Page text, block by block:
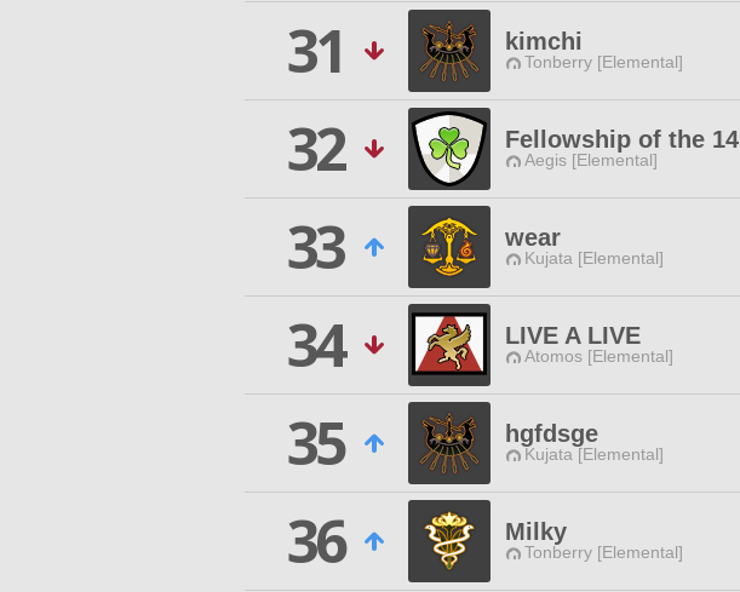
31
kimchi
Tonberry [Elemental]
32
Fellowship of the 14
Aegis [Elemental]
33
wear
Kujata [Elemental]
34
LIVE A LIVE
Atomos [Elemental]
35
hgfdsge
Kujata [Elemental]
36
Milky
Tonberry [Elemental]